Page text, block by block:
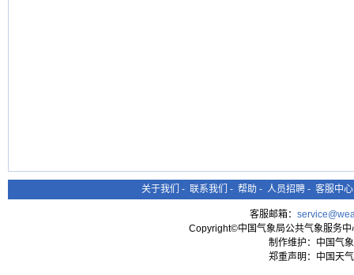
关于我们 - 联系我们 - 帮助 - 人员招聘 - 客服中心
客服邮箱：
Copyright©中国气象局公共气象服务
制作维护：中国气
郑重声明：中国天